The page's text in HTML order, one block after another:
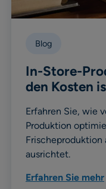
Blog
In-Store-
den Kosten
Erfahren Sie, wie
Produktion
Frischeproduktion
ausrichtet.
Erfahren Sie mehr